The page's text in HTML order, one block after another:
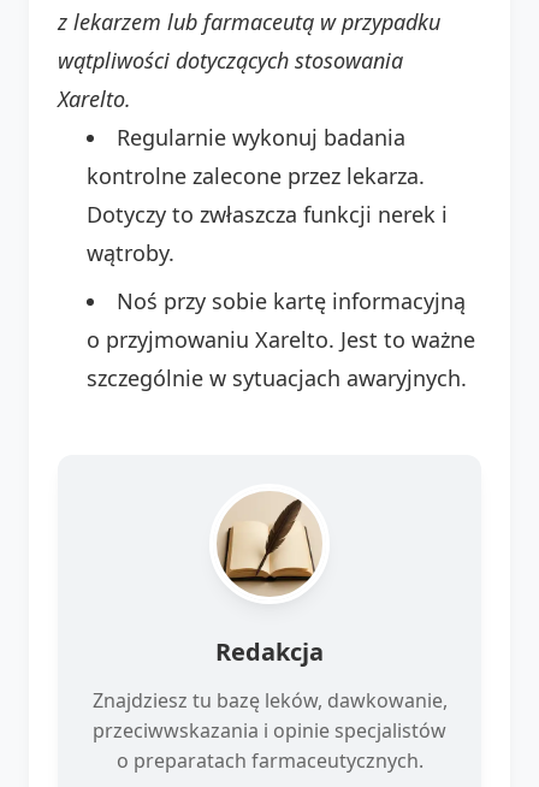
z lekarzem lub farmaceutą w przypadku
wątpliwości dotyczących stosowania
Xarelto.
Regularnie wykonuj badania
kontrolne zalecone przez lekarza.
Dotyczy to zwłaszcza funkcji nerek i
wątroby.
Noś przy sobie kartę informacyjną
o przyjmowaniu Xarelto. Jest to ważne
szczególnie w sytuacjach awaryjnych.
Redakcja
Znajdziesz tu bazę leków, dawkowanie,
przeciwwskazania i opinie specjalistów
o preparatach farmaceutycznych.